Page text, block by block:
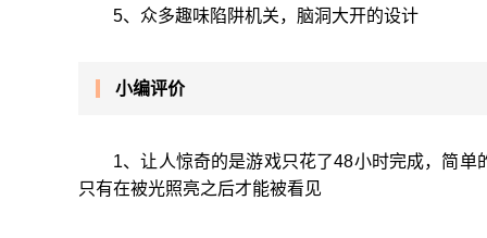
5、众多趣味陷阱机关，脑洞大开的设计
小编评价
1、让人惊奇的是游戏只花了48小时完成，简
只有在被光照亮之后才能被看见